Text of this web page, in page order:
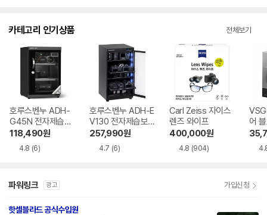
카테고리 인기상품 전체보기
호루스벤누 ADH-
G45N 전자제습보
관함
118,490원
4.8 (6)
호루스벤누 ADH-E
V130 전자제습보
관함
257,990원
4.7 (6)
Carl Zeiss 자이스
렌즈 와이프
400,000원
4.8 (904)
어
파워링크 광고 가입신청
핫셀블라드 공식수입원